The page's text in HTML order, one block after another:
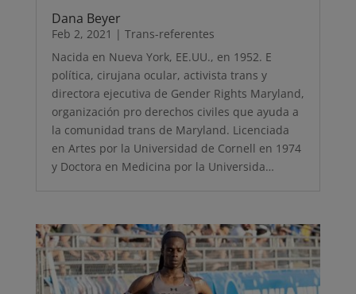
Dana Beyer
Feb 2, 2021 | Trans-referentes
Nacida en Nueva York, EE.UU., en 1952. E
política, cirujana ocular, activista trans y
directora ejecutiva de Gender Rights Maryland,
organización pro derechos civiles que ayuda a
la comunidad trans de Maryland. Licenciada
en Artes por la Universidad de Cornell en 1974
y Doctora en Medicina por la Universida…